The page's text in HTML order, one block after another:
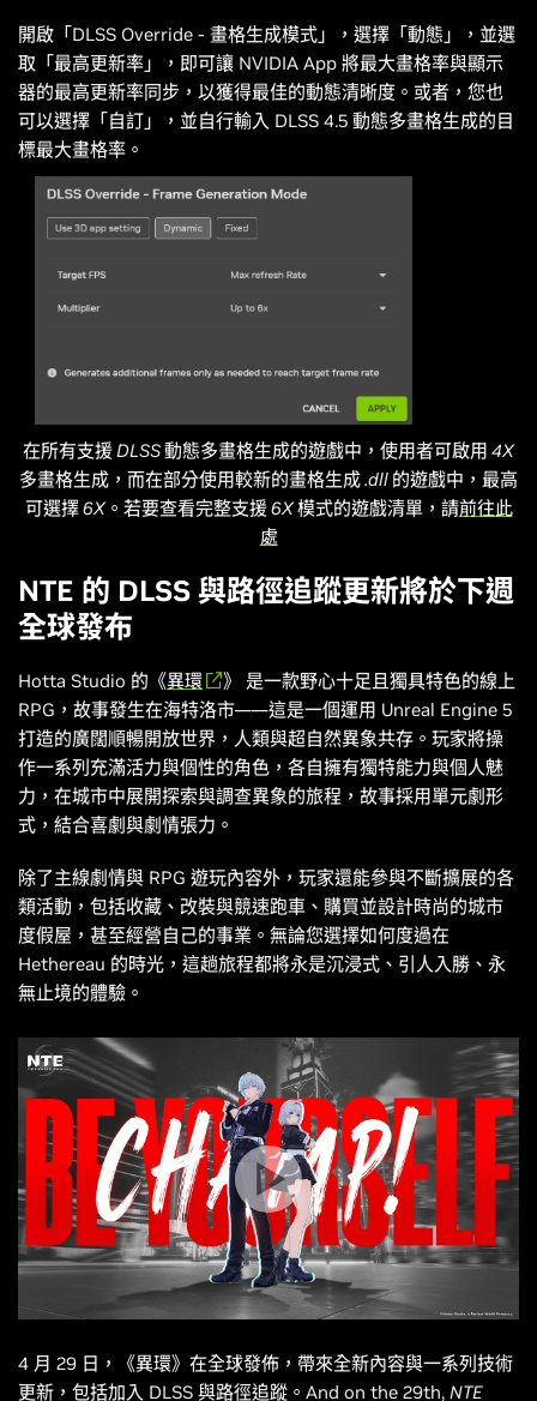
開啟「DLSS Override - 畫格生成模式」，選擇「動態」，並選
取「最高更新率」，即可讓 NVIDIA App 將最大畫格率與顯示
器的最高更新率同步，以獲得最佳的動態清晰度。或者，您也
可以選擇「自訂」，並自行輸入 DLSS 4.5 動態多畫格生成的目
標最大畫格率。
在所有支援 DLSS 動態多畫格生成的遊戲中，使用者可啟用 4X
多畫格生成，而在部分使用較新的畫格生成 .dll 的遊戲中，最高
可選擇 6X。若要查看完整支援 6X 模式的遊戲清單，請前往此
處
NTE 的 DLSS 與路徑追蹤更新將於下週
全球發布
Hotta Studio 的《異環
》 是一款野心十足且獨具特色的線上
RPG，故事發生在海特洛市——這是一個運用 Unreal Engine 5
打造的廣闊順暢開放世界，人類與超自然異象共存。玩家將操
作一系列充滿活力與個性的角色，各自擁有獨特能力與個人魅
力，在城市中展開探索與調查異象的旅程，故事採用單元劇形
式，結合喜劇與劇情張力。
除了主線劇情與 RPG 遊玩內容外，玩家還能參與不斷擴展的各
類活動，包括收藏、改裝與競速跑車、購買並設計時尚的城市
度假屋，甚至經營自己的事業。無論您選擇如何度過在
Hethereau 的時光，這趟旅程都將永是沉浸式、引人入勝、永
無止境的體驗。
4 月 29 日，《異環》在全球發佈，帶來全新內容與一系列技術
更新，包括加入 DLSS 與路徑追蹤。And on the 29th, NTE